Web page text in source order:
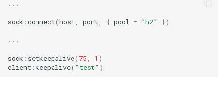
...
sock :connect(host port { pool = "h2" })
...
sock : setkeepalive( 75 1 )
client :keepalive( "test" )